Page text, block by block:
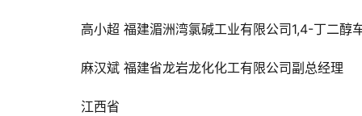
高小超 福建湄洲湾氯碱工业有限公司1,4-丁二醇
麻汉斌 福建省龙岩龙化化工有限公司副总经理
江西省